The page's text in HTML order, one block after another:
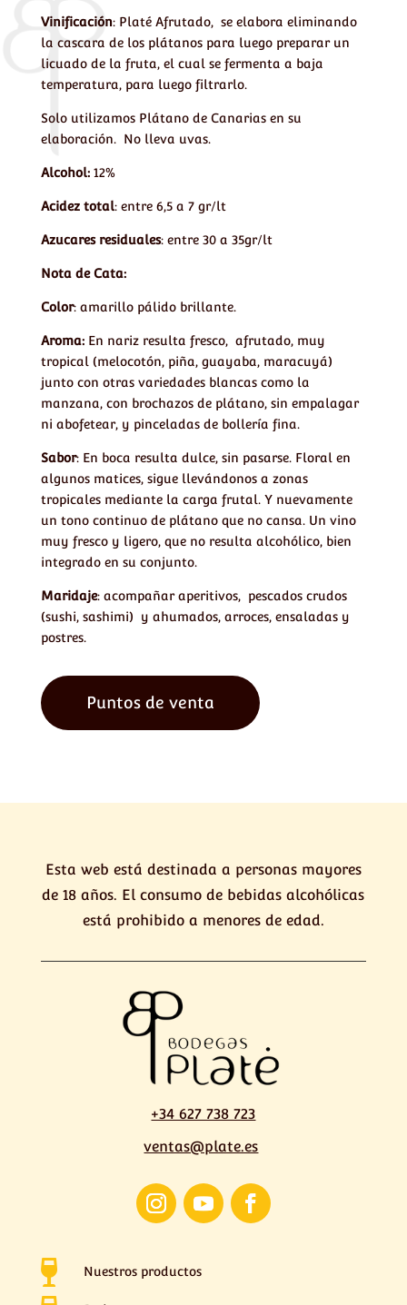
Vinificación: Platé Afrutado, se elabora eliminando
la cascara de los plátanos para luego preparar un
licuado de la fruta, el cual se fermenta a baja
temperatura, para luego filtrarlo.
Solo utilizamos Plátano de Canarias en su
elaboración. No lleva uvas.
Alcohol:12%
Acidez total: entre 6,5 a 7 gr/lt
Azucares residuales: entre 30 a 35gr/lt
Nota de Cata:
Color: amarillo pálido brillante.
Aroma:En nariz resulta fresco, afrutado, muy
tropical (melocotón, piña, guayaba, maracuyá)
junto con otras variedades blancas como la
manzana, con brochazos de plátano, sin empalagar
ni abofetear, y pinceladas de bollería fina.
Sabor: En boca resulta dulce, sin pasarse. Floral en
algunos matices, sigue llevándonos a zonas
tropicales mediante la carga frutal. Y nuevamente
un tono continuo de plátano que no cansa. Un vino
muy fresco y ligero, que no resulta alcohólico, bien
integrado en su conjunto.
Maridaje: acompañar aperitivos, pescados crudos
(sushi, sashimi) y ahumados, arroces, ensaladas y
postres.
Puntos de venta
Esta web está destinada a personas mayores
de 18 años. El consumo de bebidas alcohólicas
está prohibido a menores de edad.
+34 627 738 723
ventas@plate.es
 Nuestros productos